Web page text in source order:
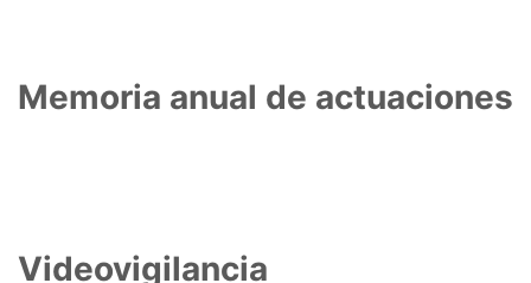
Memoria anual de actuaciones
Videovigilancia